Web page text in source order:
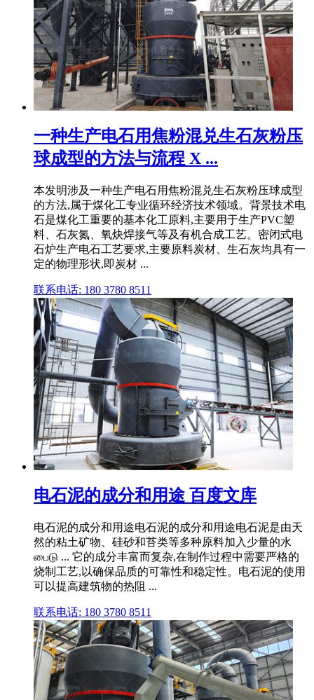
一种生产电石用焦粉混兑生石灰粉压
球成型的方法与流程 X ...
本发明涉及一种生产电石用焦粉混兑生石灰粉压球成型
的方法,属于煤化工专业循环经济技术领域。背景技术电
石是煤化工重要的基本化工原料,主要用于生产PVC塑
料、石灰氮、氧炔焊接气等及有机合成工艺。密闭式电
石炉生产电石工艺要求,主要原料炭材、生石灰均具有一
定的物理形状,即炭材 ...
联系电话: 180 3780 8511
电石泥的成分和用途 百度文库
电石泥的成分和用途电石泥的成分和用途电石泥是由天
然的粘土矿物、硅砂和苔类等多种原料加入少量的水
பைடு ... 它的成分丰富而复杂,在制作过程中需要严格的
烧制工艺,以确保品质的可靠性和稳定性。电石泥的使用
可以提高建筑物的热阻 ...
联系电话: 180 3780 8511